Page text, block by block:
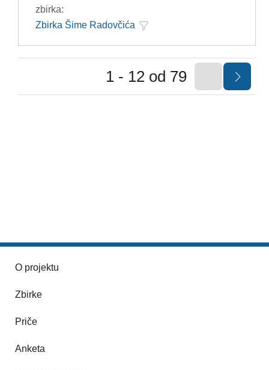
zbirka:
Zbirka Šime Radovčića
1 - 12 od 79
O projektu
Zbirke
Priče
Anketa